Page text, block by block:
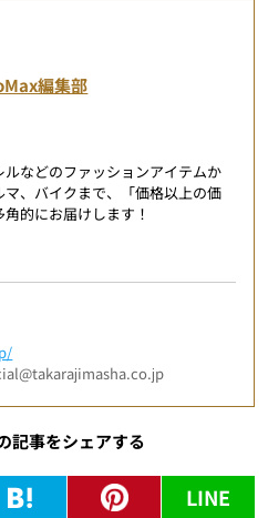
編集部
などのファッションアイテムか
、バイクまで、「価格以上の価
的にお届けします！
記事をシェアする
LINE